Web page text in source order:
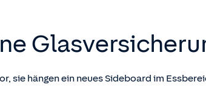
sie hängen ein neues Sideboard im